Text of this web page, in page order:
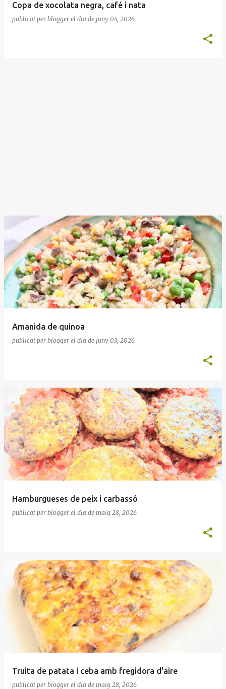
Copa de xocolata negra, café i nata
publicat per blogger el dia de juny 04, 2026
Amanida de quinoa
publicat per blogger el dia de juny 03, 2026
Hamburgueses de peix i carbassó
publicat per blogger el dia de maig 28, 2026
Truita de patata i ceba amb fregidora d'aire
publicat per blogger el dia de maig 28, 2026